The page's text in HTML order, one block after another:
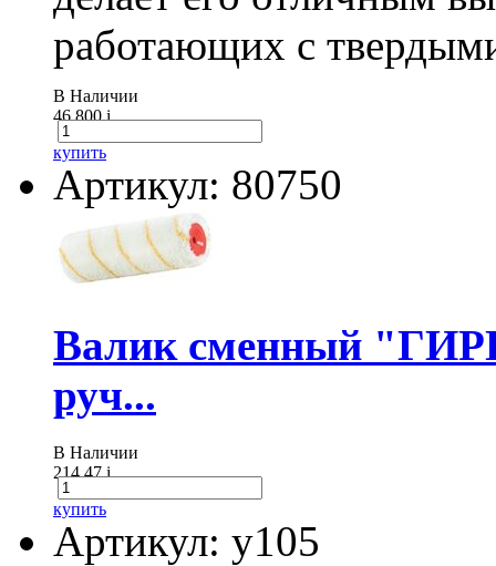
работающих с
В Наличии
46 800i
купить
Артикул: 80750
Валик сменный
руч...
В Наличии
214.47i
купить
Артикул: у105